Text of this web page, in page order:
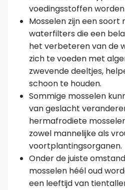
voedingsstoffen
Mosselen zijn een soort
waterfilters die een
het verbeteren van de
zich te voeden met
zwevende deeltjes,
schoon te houden.
Sommige mosselen
van geslacht
hermafrodiete
zowel mannelijke als
voortplantingsorganen.
Onder de juiste
mosselen héél oud
een leeftijd van